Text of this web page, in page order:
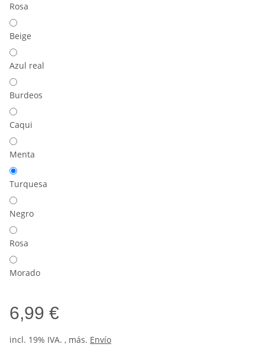
Rosa
Beige
Azul real
Burdeos
Caqui
Menta
Turquesa
Negro
Rosa
Morado
6,99 €
incl. 19% IVA. , más. Envío